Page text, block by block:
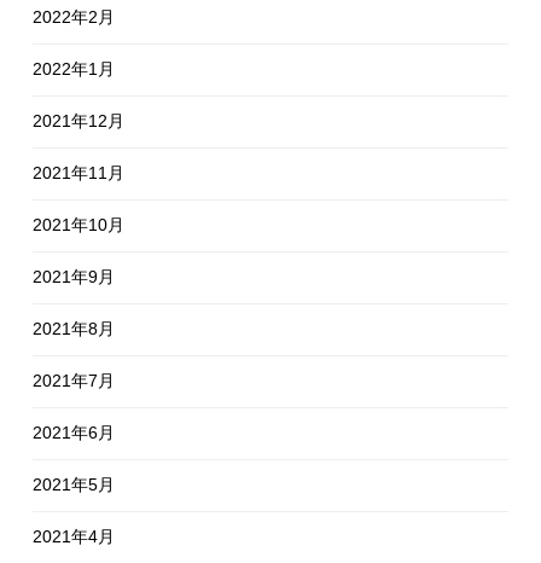
2022年2月
2022年1月
2021年12月
2021年11月
2021年10月
2021年9月
2021年8月
2021年7月
2021年6月
2021年5月
2021年4月